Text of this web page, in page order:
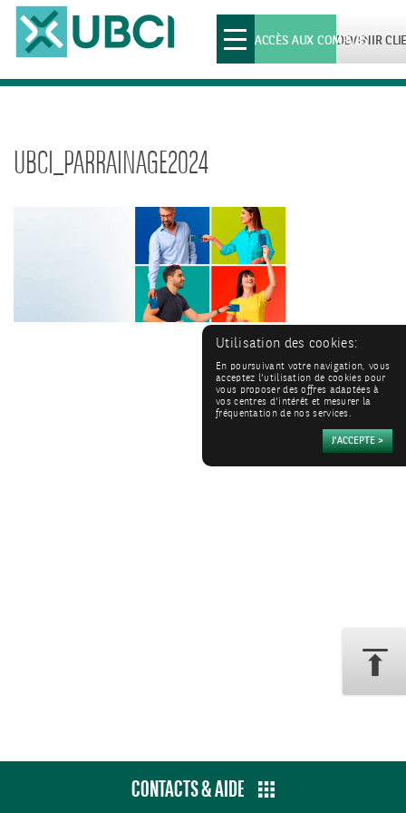
Toggle
navigationDEVENIR
ACCÈS AUX COMPTES
UBCI_PARRAINAGE2024
CONTACTS & AIDE
Utilisation des cookies:
En poursuivant votre navigation, vous
acceptez l'utilisation de cookies pour
vous proposer des offres adaptées à
vos centres d'intérêt et mesurer la
fréquentation de nos services.